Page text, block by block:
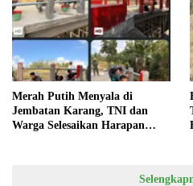
Merah Putih Menyala di
Jembatan Karang, TNI dan
Warga Selesaikan Harapan